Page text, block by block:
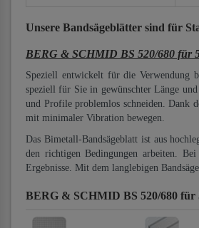
Unsere Bandsägeblätter sind für
BERG & SCHMID BS 520/680 für
Speziell entwickelt für die Verwendung
speziell für Sie in gewünschter Länge
und Profile problemlos schneiden. Dank
mit minimaler Vibration bewegen.
Das Bimetall-Bandsägeblatt ist aus
den richtigen Bedingungen arbeiten.
Ergebnisse. Mit dem langlebigen
BERG & SCHMID BS 520/680 für